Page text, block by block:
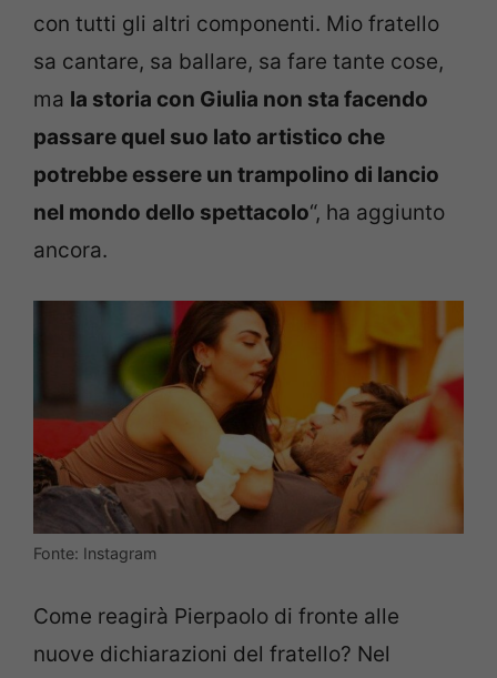
con tutti gli altri componenti. Mio fratello
sa cantare, sa ballare, sa fare tante cose,
ma la storia con Giulia non sta facendo
passare quel suo lato artistico che
potrebbe essere un trampolino di lancio
nel mondo dello spettacolo“, ha aggiunto
ancora.
Fonte: Instagram
Come reagirà Pierpaolo di fronte alle
nuove dichiarazioni del fratello? Nel